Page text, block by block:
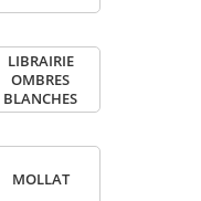
LIBRAI­RIE
OMBRES
BLANCHES
MOL­LAT